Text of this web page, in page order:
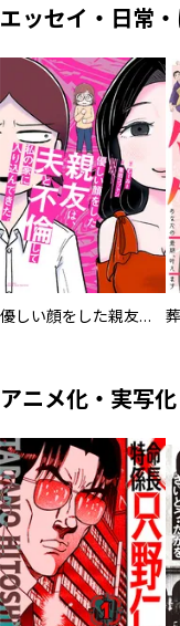
エッセイ・日常
優しい顔をした親友は、夫と不倫して私の家に入り込んできた。
アニメ化・実写化